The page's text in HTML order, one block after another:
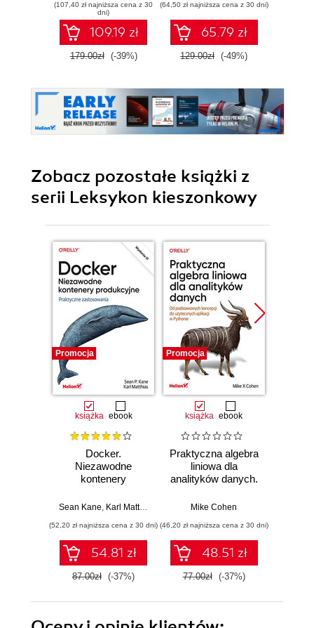
rozruch,
bezpieczeństwo i
dużo więcej.
Wydanie VII
(107,40 zł najniższa cena z 30
dni)
109.19 zł
179.00zł (-39%)
(64,50 zł najniższa cena z 30 dni)
65.79 zł
129.00zł (-49%)
Zobacz pozostałe książki z
serii Leksykon kieszonkowy
Promocja
książka ebook
Docker.
Niezawodne
kontenery
Praktyczne
Wydanie III
Sean Kane Karl Matthias
(52,20 zł najniższa cena z 30 dni)
54.81 zł
87.00zł (-37%)
Promocja
książka ebook
Praktyczna algebra
liniowa dla
analityków danych.
koncepcji do
aplikacji w
Pythonie
Mike Cohen
(46,20 zł najniższa cena z 30 dni)
48.51 zł
77.00zł (-37%)